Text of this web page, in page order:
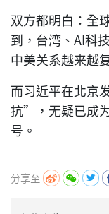
双方都明白：全
到，台湾、AI科
中美关系越来越
而习近平在北
抗”，无疑已成
号。
分享至